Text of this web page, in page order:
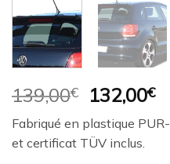
139,00€
Le
prix
initial
était :
132,00€Le
Fabriqué en plastique
et certificat TÜV inclus.